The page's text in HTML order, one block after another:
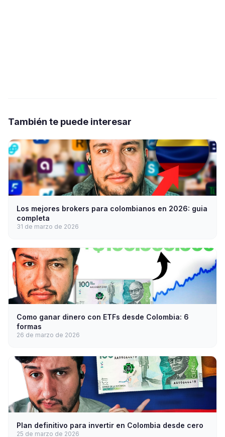
También te puede interesar
Los mejores brokers para colombianos en 2026: guia
completa
31 de marzo de 2026
Como ganar dinero con ETFs desde Colombia: 6
formas
26 de marzo de 2026
Plan definitivo para invertir en Colombia desde cero
25 de marzo de 2026